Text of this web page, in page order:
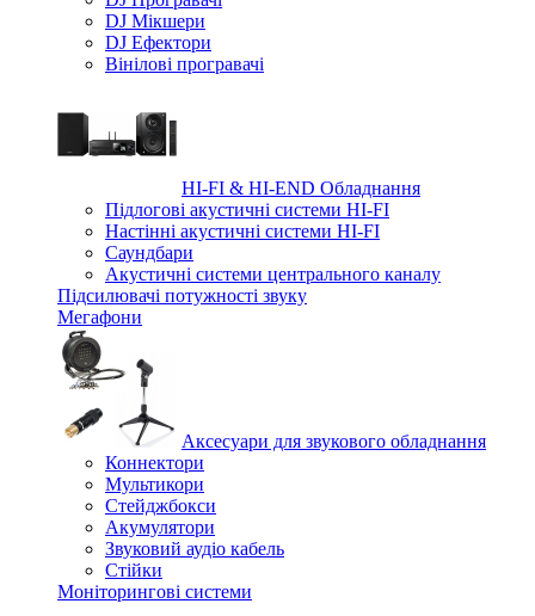
DJ Мікшери
DJ Ефектори
Вінілові програвачі
HI-FI & HI-END Обладнання
Підлогові акустичні системи HI-FI
Настінні акустичні системи HI-FI
Саундбари
Акустичні системи центрального каналу
Підсилювачі потужності звуку
Мегафони
Аксесуари для звукового обладнання
Коннектори
Мультикори
Стейджбокси
Акумулятори
Звуковий аудіо кабель
Стійки
Моніторингові системи